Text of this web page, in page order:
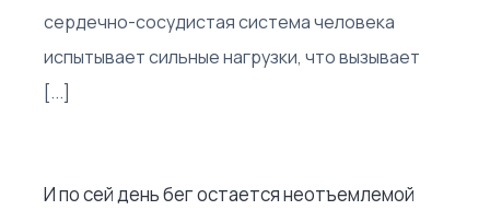
сердечно-сосудистая система человека
испытывает сильные нагрузки, что вызывает
[...]
И по сей день бег остается неотъемлемой